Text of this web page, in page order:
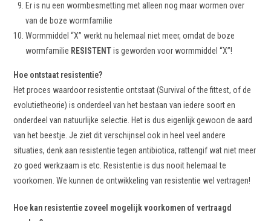
Er is nu een wormbesmetting met alleen nog maar wormen over
van de boze wormfamilie
Wormmiddel “X” werkt nu helemaal niet meer, omdat de boze
wormfamilie RESISTENTis geworden voor wormmiddel “X”!
Hoe ontstaat resistentie?
Het proces waardoor resistentie ontstaat (Survival of the fittest, of de
evolutietheorie) is onderdeel van het bestaan van iedere soort en
onderdeel van natuurlijke selectie. Het is dus eigenlijk gewoon de aard
van het beestje. Je ziet dit verschijnsel ook in heel veel andere
situaties, denk aan resistentie tegen antibiotica, rattengif wat niet meer
zo goed werkzaam is etc. Resistentie is dus nooit helemaal te
voorkomen. We kunnen de ontwikkeling van resistentie wel vertragen!
Hoe kan resistentie zoveel mogelijk voorkomen of vertraagd